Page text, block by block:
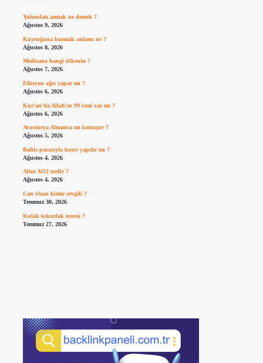
Yolundan azmak ne demek ?
Ağustos 9, 2026
Kuyruğuna basmak anlamı ne ?
Ağustos 8, 2026
Medicana hangi ülkenin ?
Ağustos 7, 2026
Efüzyon ağrı yapar mı ?
Ağustos 6, 2026
Kur’an’da Allah’ın 99 ismi var mı ?
Ağustos 6, 2026
Avusturya Almanca mı konuşur ?
Ağustos 5, 2026
Bahis parasıyla hayır yapılır mı ?
Ağustos 4, 2026
Altın AO2 nedir ?
Ağustos 4, 2026
Can Ozan kimle sevgili ?
Temmuz 30, 2026
Kulak kıkırdak neresi ?
Temmuz 27, 2026